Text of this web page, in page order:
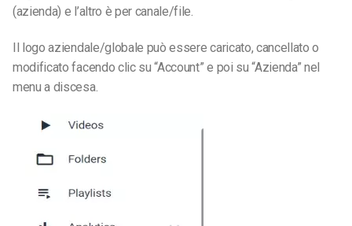
(azienda) e l’altro è per canale/file.
Il logo aziendale/globale può essere caricato, cancellato o
modificato facendo clic su “Account” e poi su “Azienda” nel
menu a discesa.